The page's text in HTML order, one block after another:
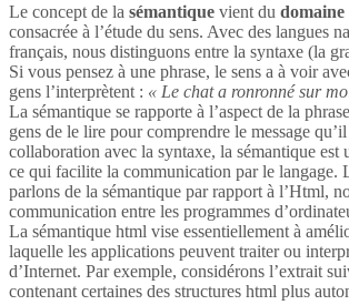
Le concept de la sémantique vient du
consacrée à l’étude du sens. Avec des langues
français, nous distinguons entre la syntaxe (la
Si vous pensez à une phrase, le sens a à voir
gens l’interprètent : « Le chat a ronronné sur
La sémantique se rapporte à l’aspect de la
gens de le lire pour comprendre le message
collaboration avec la syntaxe, la sémantique est
ce qui facilite la communication par le langage.
parlons de la sémantique par rapport à l’Html,
communication entre les programmes
La sémantique html vise essentiellement à
laquelle les applications peuvent traiter ou
d’Internet. Par exemple, considérons l’extrait
contenant certaines des structures html plus